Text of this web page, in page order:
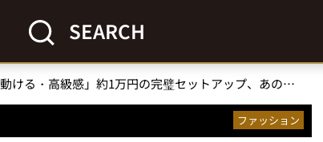
SEARCH
無印良品「洗える・動ける・高級感」約1万円の完璧セットアップ、あのトライアルの“6,897円スーツ”…ほか【ビジネスウェアの人気記事ランキングベスト3】（2026年4月版）
ファッション